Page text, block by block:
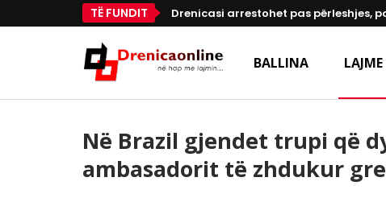
TË FUNDIT Drenicasi arrestohet pas përleshjes,
BALLINA LAJME
Në Brazil gjendet trupi që
ambasadorit të zhdukur